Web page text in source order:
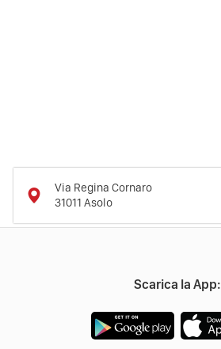
Via Regina Cornaro
31011 Asolo
Scarica la App: